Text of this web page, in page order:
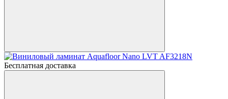
Бесплатная доставка